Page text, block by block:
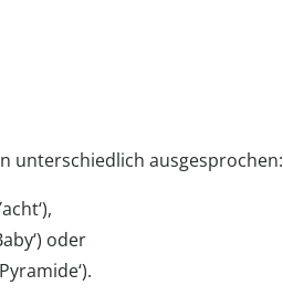
unterschiedlich ausgesprochen:
oder